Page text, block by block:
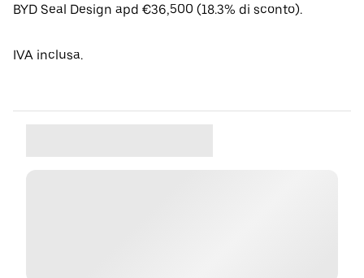
BYD Seal Design apd €36,500 (18.3% di sconto).
IVA inclusa.